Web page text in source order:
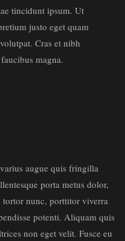
tincidunt ipsum. Ut
justo eget quam
Cras et nibh
magna.
augue quis fringilla
porta metus dolor,
tortor nunc, porttitor viverra
potenti. Aliquam quis
non eget velit. Fusce eu